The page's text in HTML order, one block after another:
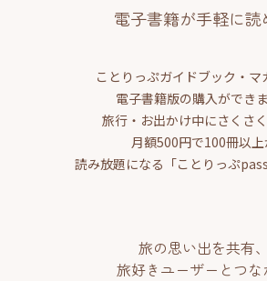
電子書籍が手軽に読
ことりっぷガイドブック・マ
電子書籍版の購入ができま
旅行・お出かけ中にさくさ
月額500円で100冊以
読み放題になる「ことりっぷ
旅の思い出を共有、
旅好きユーザーとつな